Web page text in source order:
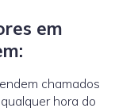
em
chamados
hora do